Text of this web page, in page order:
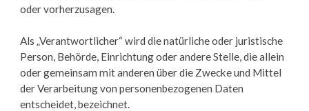
oder vorherzusagen.
Als „Verantwortlicher“ wird die natürliche oder juristische
Person, Behörde, Einrichtung oder andere Stelle, die allein
oder gemeinsam mit anderen über die Zwecke und Mittel
der Verarbeitung von personenbezogenen Daten
entscheidet, bezeichnet.